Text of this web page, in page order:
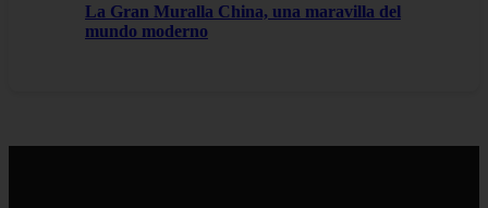
La Gran Muralla China, una maravilla del
mundo moderno